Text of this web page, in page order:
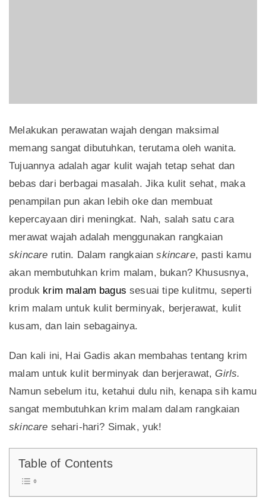
Melakukan perawatan wajah dengan maksimal
memang sangat dibutuhkan, terutama oleh wanita.
Tujuannya adalah agar kulit wajah tetap sehat dan
bebas dari berbagai masalah. Jika kulit sehat, maka
penampilan pun akan lebih oke dan membuat
kepercayaan diri meningkat. Nah, salah satu cara
merawat wajah adalah menggunakan rangkaian
skincare rutin. Dalam rangkaianskincare, pasti kamu
akan membutuhkan krim malam, bukan? Khususnya,
produk krim malam bagus sesuai tipe kulitmu, seperti
krim malam untuk kulit berminyak, berjerawat, kulit
kusam, dan lain sebagainya.
Dan kali ini, Hai Gadis akan membahas tentang krim
malam untuk kulit berminyak dan berjerawat, Girls.
Namun sebelum itu, ketahui dulu nih, kenapa sih kamu
sangat membutuhkan krim malam dalam rangkaian
skincare sehari-hari? Simak, yuk!
Table of Contents